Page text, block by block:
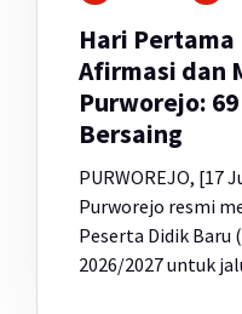
Hari Pertama
Afirmasi dan
Purworejo:
Bersaing
PURWOREJO, [17
Purworejo resmi
Peserta Didik Baru
2026/2027 untuk